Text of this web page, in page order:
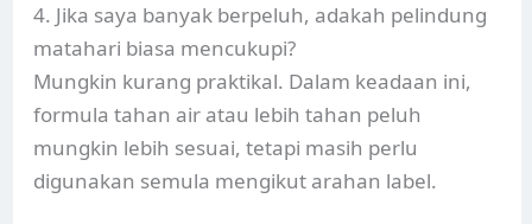
4. Jika saya banyak berpeluh, adakah pelindung
matahari biasa mencukupi?
Mungkin kurang praktikal. Dalam keadaan ini,
formula tahan air atau lebih tahan peluh
mungkin lebih sesuai, tetapi masih perlu
digunakan semula mengikut arahan label.